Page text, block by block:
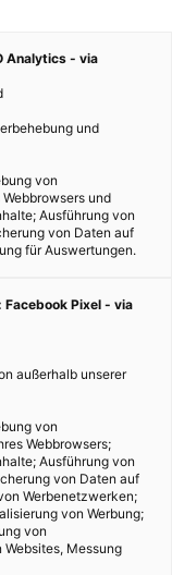
Analytics - via
und
von
und
Ausführung von
von Daten auf
für Auswertungen.
Pixel - via
außerhalb unserer
von
Webbrowsers;
Ausführung von
von Daten auf
Werbenetzwerken;
von Werbung;
von
Messung